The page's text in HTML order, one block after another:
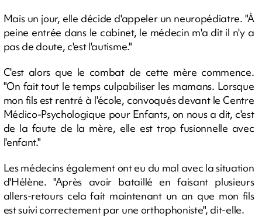
Mais un jour, elle décide d'appeler un neuropédiatre. "À
peine entrée dans le cabinet, le médecin m'a dit il n'y a
pas de doute, c'est l'autisme."
C'est alors que le combat de cette mère commence.
"On fait tout le temps culpabiliser les mamans. Lorsque
mon fils est rentré à l'école, convoqués devant le Centre
Médico-Psychologique pour Enfants, on nous a dit, c'est
de la faute de la mère, elle est trop fusionnelle avec
l'enfant."
Les médecins également ont eu du mal avec la situation
d'Hélène. "Après avoir bataillé en faisant plusieurs
allers-retours cela fait maintenant un an que mon fils
est suivi correctement par une orthophoniste", dit-elle.